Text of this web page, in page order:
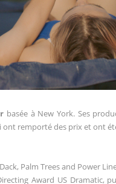
basée à New York. Ses
remporté des prix et ont
Dack, Palm Trees and Power
Award US Dramatic,